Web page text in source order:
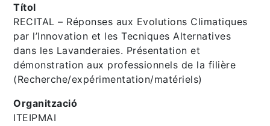
Títol
RECITAL – Réponses aux Evolutions Climatiques
par l’Innovation et les Tecniques Alternatives
dans les Lavanderaies. Présentation et
démonstration aux professionnels de la filière
(Recherche/expérimentation/matériels)
Organització
ITEIPMAI